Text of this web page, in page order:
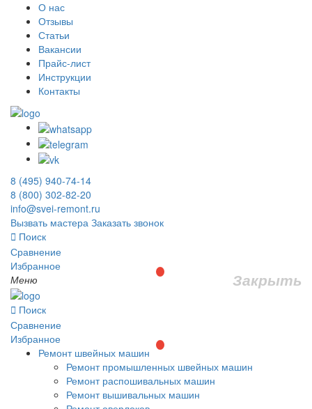
О нас
Отзывы
Статьи
Вакансии
Прайс-лист
Инструкции
Контакты
8 (495) 940-74-14
8 (800) 302-82-20
info@svei-remont.ru
Вызвать мастера Заказать звонок
Поиск
Сравнение
Избранное
Меню
Закрыть
Поиск
Сравнение
Избранное
Ремонт швейных машин
Ремонт промышленных швейных машин
Ремонт распошивальных машин
Ремонт вышивальных машин